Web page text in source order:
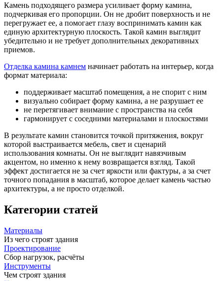
Камень подходящего размера усиливает форму камина,
подчеркивая его пропорции. Он не дробит поверхность и не
перегружает ее, а помогает глазу воспринимать камин как
единую архитектурную плоскость. Такой камин выглядит
убедительно и не требует дополнительных декоративных
приемов.
Отделка камина камнем начинает работать на интерьер, когда
формат материала:
поддерживает масштаб помещения, а не спорит с ним
визуально собирает форму камина, а не разрушает ее
не перетягивает внимание с пространства на себя
гармонирует с соседними материалами и плоскостями
В результате камин становится точкой притяжения, вокруг
которой выстраивается мебель, свет и сценарий
использования комнаты. Он не выглядит навязчивым
акцентом, но именно к нему возвращается взгляд. Такой
эффект достигается не за счет яркости или фактуры, а за счет
точного попадания в масштаб, которое делает камень частью
архитектуры, а не просто отделкой.
Категории статей
Материалы
Из чего строят здания
Проектирование
Сбор нагрузок, расчёты
Инструменты
Чем строят здания